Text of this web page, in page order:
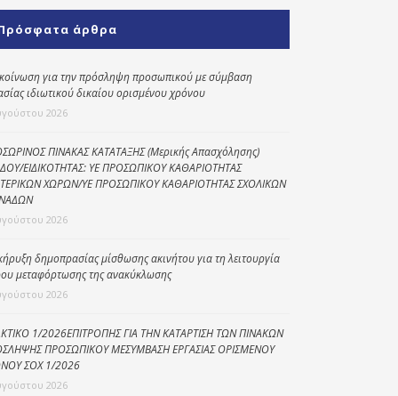
Κοινωνικό
παντοπωλείο
Kοινωνικό
φαρμακείο
Κέντρο Ημερήσιας
Φροντίδας
Ηλικιωμένων
(Κ.Η.Φ.Η.) Πρέβεζας
άρθρα
για την πρόσληψη προσωπικού με σύμβαση
ιδιωτικού δικαίου ορισμένου χρόνου
2026
ΠΙΝΑΚΑΣ ΚΑΤΑΤΑΞΗΣ (Μερικής Απασχόλησης)
ΕΙΔΙΚΟΤΗΤΑΣ: ΥΕ ΠΡΟΣΩΠΙΚΟΥ ΚΑΘΑΡΙΟΤΗΤΑΣ
ΧΩΡΩΝ/ΥΕ ΠΡΟΣΩΠΙΚΟΥ ΚΑΘΑΡΙΟΤΗΤΑΣ ΣΧΟΛΙΚΩΝ
2026
δημοπρασίας μίσθωσης ακινήτου για τη λειτουργία
μεταφόρτωσης της ανακύκλωσης
2026
1/2026ΕΠΙΤΡΟΠΗΣ ΓΙΑ ΤΗΝ ΚΑΤΑΡΤΙΣΗ ΤΩΝ ΠΙΝΑΚΩΝ
ΠΡΟΣΩΠΙΚΟΥ ΜΕΣΥΜΒΑΣΗ ΕΡΓΑΣΙΑΣ ΟΡΙΣΜΕΝΟΥ
ΣΟΧ 1/2026
2026